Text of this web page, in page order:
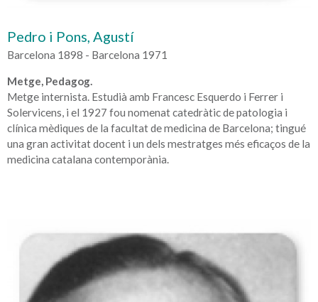
Pedro i Pons, Agustí
Barcelona 1898 - Barcelona 1971
Metge, Pedagog.
Metge internista. Estudià amb Francesc Esquerdo i Ferrer i
Solervicens, i el 1927 fou nomenat catedràtic de patologia i
clínica mèdiques de la facultat de medicina de Barcelona; tingué
una gran activitat docent i un dels mestratges més eficaços de la
medicina catalana contemporània.